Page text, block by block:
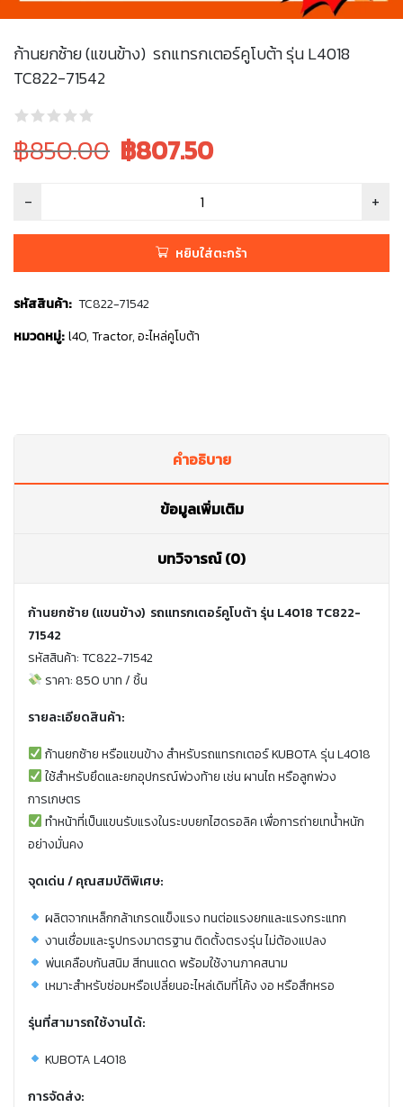
ก้านยกซ้าย (แขนข้าง) รถแทรกเตอร์คูโบต้า รุ่น L4018
TC822-71542
Original
price
was:
฿850.00 Current
฿807.50
หยิบใส่ตะกร้า
รหัสสินค้า: TC822-71542
หมวดหมู่: l40,Tractor,อะไหล่คูโบต้า
คำอธิบาย
ข้อมูลเพิ่มเติม
บทวิจารณ์ (0)
ก้านยกซ้าย (แขนข้าง) รถแทรกเตอร์คูโบต้า รุ่น L4018 TC822-
71542
รหัสสินค้า: TC822-71542
ราคา: 850 บาท / ชิ้น
รายละเอียดสินค้า:
ก้านยกซ้าย หรือแขนข้าง สำหรับรถแทรกเตอร์ KUBOTA รุ่น L4018
ใช้สำหรับยึดและยกอุปกรณ์พ่วงท้าย เช่น ผานไถ หรือลูกพ่วง
การเกษตร
ทำหน้าที่เป็นแขนรับแรงในระบบยกไฮดรอลิค เพื่อการถ่ายเทน้ำหนัก
อย่างมั่นคง
จุดเด่น / คุณสมบัติพิเศษ:
ผลิตจากเหล็กกล้าเกรดแข็งแรง ทนต่อแรงยกและแรงกระแทก
งานเชื่อมและรูปทรงมาตรฐาน ติดตั้งตรงรุ่น ไม่ต้องแปลง
พ่นเคลือบกันสนิม สีทนแดด พร้อมใช้งานภาคสนาม
เหมาะสำหรับซ่อมหรือเปลี่ยนอะไหล่เดิมที่โค้ง งอ หรือสึกหรอ
รุ่นที่สามารถใช้งานได้:
KUBOTA L4018
การจัดส่ง: